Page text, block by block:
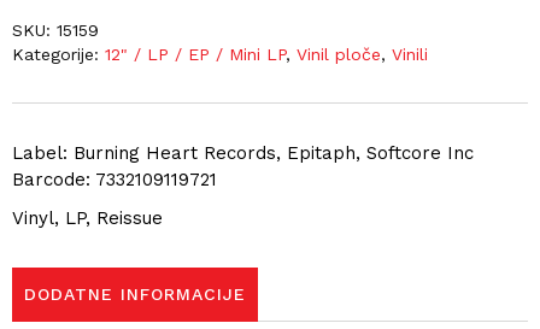
Label: Burning Heart Records, Epitaph, Softcore Inc
Barcode: 7332109119721
Vinyl, LP, Reissue
SKU: 15159
Kategorije: 12" / LP / EP / Mini LP, Vinil ploče, Vinili
DODATNE INFORMACIJE